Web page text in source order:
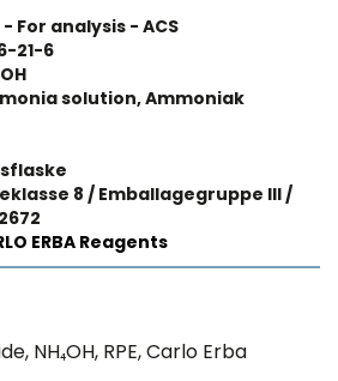
- For analysis - ACS
21-6
solution, Ammoniak
8 / Emballagegruppe III /
ERBA Reagents
NH₄OH, RPE, Carlo Erba